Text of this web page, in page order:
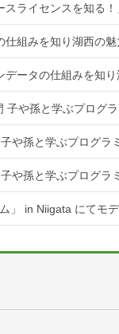
スライセンスを知る
組みを知り湖西の
データの仕組みを知
子や孫と学ぶプログ
や孫と学ぶプログラ
や孫と学ぶプログラ
」 in Niigata にてモ